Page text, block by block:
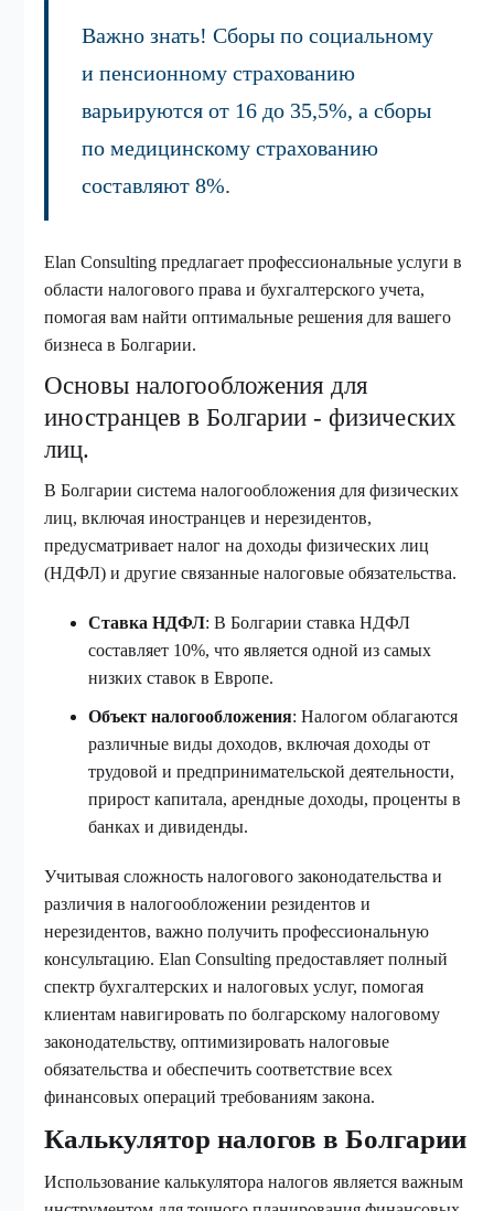
Важно знать! Сборы по социальному
и пенсионному страхованию
варьируются от 16 до 35,5%, а сборы
по медицинскому страхованию
составляют 8%.
Elan Consulting предлагает профессиональные услуги в
области налогового права и бухгалтерского учета,
помогая вам найти оптимальные решения для вашего
бизнеса в Болгарии.
Основы налогообложения для
иностранцев в Болгарии - физических
лиц.
В Болгарии система налогообложения для физических
лиц, включая иностранцев и нерезидентов,
предусматривает налог на доходы физических лиц
(НДФЛ) и другие связанные налоговые обязательства.
Ставка НДФЛ: В Болгарии ставка НДФЛ
составляет 10%, что является одной из самых
низких ставок в Европе.
Объект налогообложения: Налогом облагаются
различные виды доходов, включая доходы от
трудовой и предпринимательской деятельности,
прирост капитала, арендные доходы, проценты в
банках и дивиденды.
Учитывая сложность налогового законодательства и
различия в налогообложении резидентов и
нерезидентов, важно получить профессиональную
консультацию. Elan Consulting предоставляет полный
спектр бухгалтерских и налоговых услуг, помогая
клиентам навигировать по болгарскому налоговому
законодательству, оптимизировать налоговые
обязательства и обеспечить соответствие всех
финансовых операций требованиям закона.
Калькулятор налогов в Болгарии
Использование калькулятора налогов является важным